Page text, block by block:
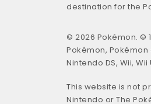
destination for the
© 2026 Pokémon. ©
Pokémon, Pokémon
Nintendo DS, Wii,
This website is not
Nintendo or The